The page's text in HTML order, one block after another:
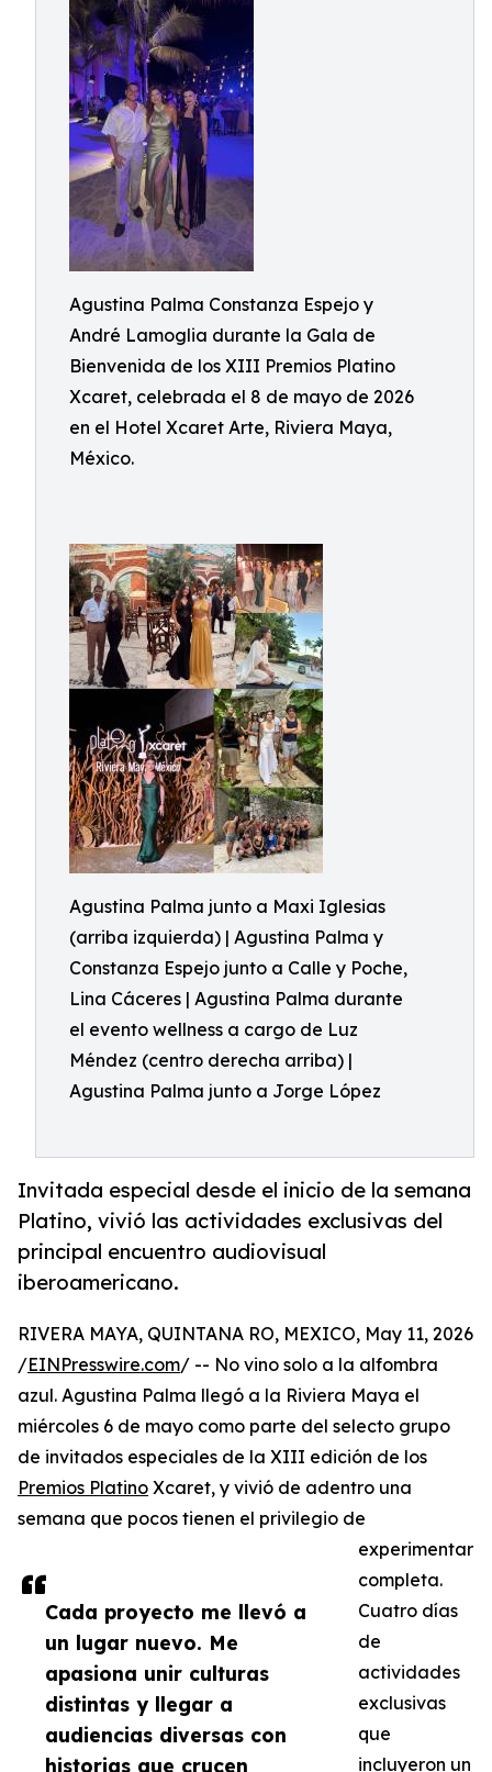
Agustina Palma Constanza Espejo y
André Lamoglia durante la Gala de
Bienvenida de los XIII Premios Platino
Xcaret, celebrada el 8 de mayo de 2026
en el Hotel Xcaret Arte, Riviera Maya,
México.
Agustina Palma junto a Maxi Iglesias
(arriba izquierda) | Agustina Palma y
Constanza Espejo junto a Calle y Poche,
Lina Cáceres | Agustina Palma durante
el evento wellness a cargo de Luz
Méndez (centro derecha arriba) |
Agustina Palma junto a Jorge López
Invitada especial desde el inicio de la semana
Platino, vivió las actividades exclusivas del
principal encuentro audiovisual
iberoamericano.
Cada proyecto me llevó a
un lugar nuevo. Me
apasiona unir culturas
distintas y llegar a
audiencias diversas con
historias que crucen
RIVERA MAYA, QUINTANA RO, MEXICO, May 11, 2026
/EINPresswire.com/ -- No vino solo a la alfombra
azul. Agustina Palma llegó a la Riviera Maya el
miércoles 6 de mayo como parte del selecto grupo
de invitados especiales de la XIII edición de los
Premios Platino Xcaret, y vivió de adentro una
semana que pocos tienen el privilegio de
experimentar
completa.
Cuatro días
de
actividades
exclusivas
que
incluyeron un